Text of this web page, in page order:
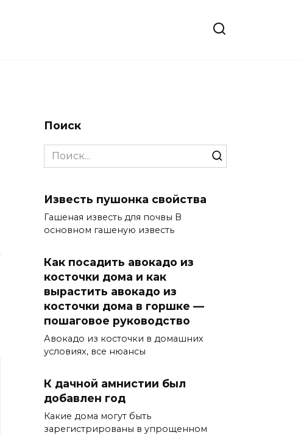
Поиск
Search
for:
Известь пушонка свойства
Гашеная известь для почвы В
основном гашеную известь
Как посадить авокадо из
косточки дома и как
вырастить авокадо из
косточки дома в горшке —
пошаговое руководство
Авокадо из косточки в домашних
условиях, все нюансы
К дачной амнистии был
добавлен год
Какие дома могут быть
зарегистрированы в упрощенном